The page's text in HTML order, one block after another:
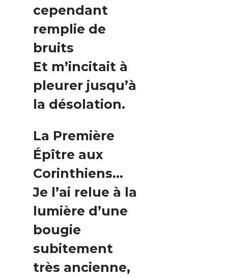
cependant
remplie de
bruits
Et m’incitait à
pleurer jusqu’à
la désolation.
La Première
Épître aux
Corinthiens…
Je l’ai relue à la
lumière d’une
bougie
subitement
très ancienne,